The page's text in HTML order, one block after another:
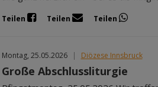
Teilen Teilen Teilen
Montag, 25.05.2026 | Diözese Innsbruck
Große Abschlussliturgie